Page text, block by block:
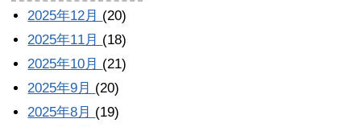
2025年12月 (20)
2025年11月 (18)
2025年10月 (21)
2025年9月 (20)
2025年8月 (19)